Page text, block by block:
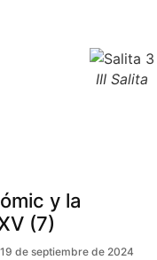
III Salita
y la
(7)
19 de septiembre de 2024